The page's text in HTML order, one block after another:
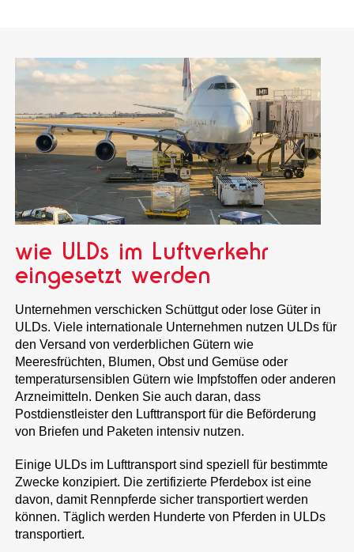
wie ULDs im Luftverkehr
eingesetzt werden
Unternehmen verschicken Schüttgut oder lose Güter in
ULDs. Viele internationale Unternehmen nutzen ULDs für
den Versand von verderblichen Gütern wie
Meeresfrüchten, Blumen, Obst und Gemüse oder
temperatursensiblen Gütern wie Impfstoffen oder anderen
Arzneimitteln. Denken Sie auch daran, dass
Postdienstleister den Lufttransport für die Beförderung
von Briefen und Paketen intensiv nutzen.
Einige ULDs im Lufttransport sind speziell für bestimmte
Zwecke konzipiert. Die zertifizierte Pferdebox ist eine
davon, damit Rennpferde sicher transportiert werden
können. Täglich werden Hunderte von Pferden in ULDs
transportiert.